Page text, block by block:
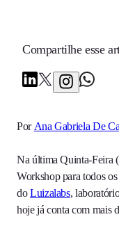
Compartilhe esse
Por Ana Gabriela De
Na última Quinta-Feira
Workshop para todos
doLuizalabs,
hoje já conta com mais